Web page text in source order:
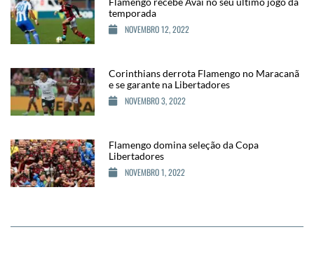
temporada
NOVEMBRO 12, 2022
Corinthians derrota Flamengo no Maracanã
e se garante na Libertadores
NOVEMBRO 3, 2022
Flamengo domina seleção da Copa
Libertadores
NOVEMBRO 1, 2022